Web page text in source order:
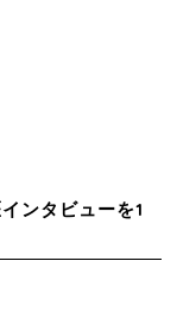
ンタビューを1